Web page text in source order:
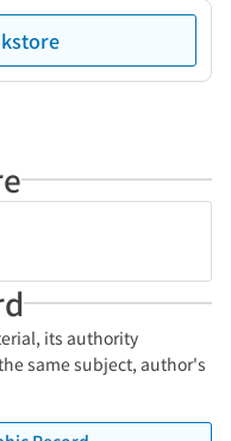
its authority
same subject, author's